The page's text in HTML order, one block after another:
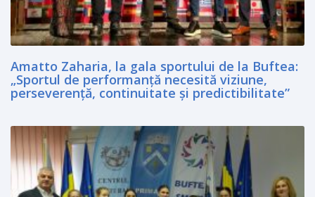
Amatto Zaharia, la gala sportului de la Buftea:
„Sportul de performanță necesită viziune,
perseverență, continuitate și predictibilitate”